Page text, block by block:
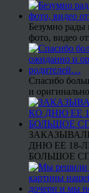
Безумно рады
фото, видео
Спасибо
и
ДНЮ ЕЕ 18-
БОЛЬШОЕ